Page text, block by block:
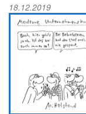
18.12.2019